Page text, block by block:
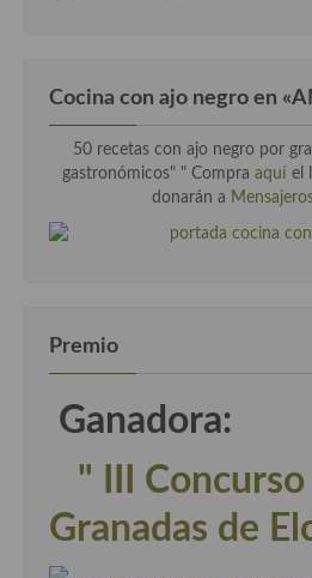
Cocina con ajo negro en
50 recetas con ajo negro por
gastronómicos" " Compra aquí el
donarán a
Premio
Ganadora:
" III Concurso
Granadas de